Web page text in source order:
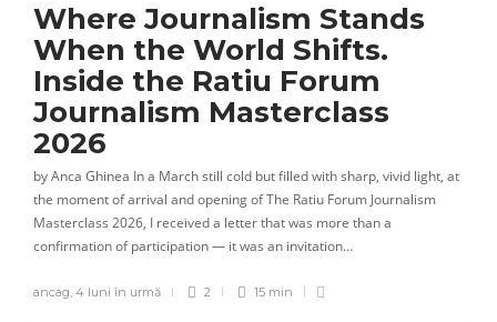
Where Journalism Stands
When the World Shifts.
Inside the Ratiu Forum
Journalism Masterclass
2026
by Anca Ghinea In a March still cold but filled with sharp, vivid light, at
the moment of arrival and opening of The Ratiu Forum Journalism
Masterclass 2026, I received a letter that was more than a
confirmation of participation — it was an invitation…
ancag, 4 luni în urmă 2 15 min